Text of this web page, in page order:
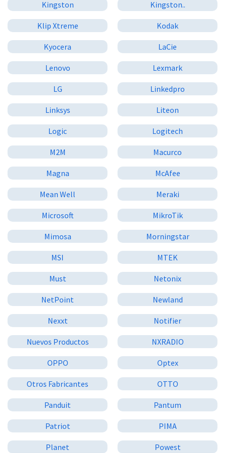
Kingston Kingston..
Klip Xtreme Kodak
Kyocera LaCie
Lenovo Lexmark
LG Linkedpro
Linksys Liteon
Logic Logitech
M2M Macurco
Magna McAfee
Mean Well Meraki
Microsoft MikroTik
Mimosa Morningstar
MSI MTEK
Must Netonix
NetPoint Newland
Nexxt Notifier
Nuevos Productos NXRADIO
OPPO Optex
Otros Fabricantes OTTO
Panduit Pantum
Patriot PIMA
Planet Powest